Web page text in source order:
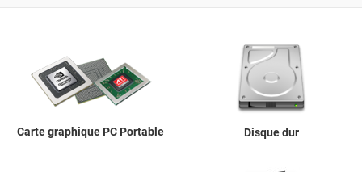
Carte graphique PC Portable Disque dur